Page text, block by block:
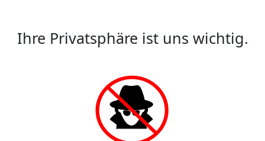
Ihre Privatsphäre ist uns wichtig.